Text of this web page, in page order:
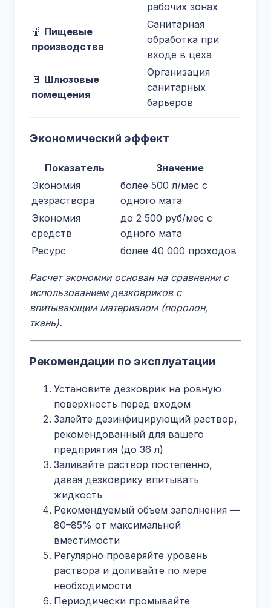
рабочих зонах
🍎 Пищевые
производства
Санитарная
обработка при
входе в цеха
🚪 Шлюзовые
помещения
Организация
санитарных
барьеров
Экономический эффект
Показатель
Значение
Экономия
дезраствора
более 500 л/мес с
одного мата
Экономия
средств
до 2 500 руб/мес с
одного мата
Ресурс
более 40 000 проходов
Расчет экономии основан на сравнении с
использованием дезковриков с
впитывающим материалом (поролон,
ткань).
Рекомендации по эксплуатации
Установите дезковрик на ровную
поверхность перед входом
Залейте дезинфицирующий раствор,
рекомендованный для вашего
предприятия (до 36 л)
Заливайте раствор постепенно,
давая дезковрику впитывать
жидкость
Рекомендуемый объем заполнения —
80–85% от максимальной
вместимости
Регулярно проверяйте уровень
раствора и доливайте по мере
необходимости
Периодически промывайте